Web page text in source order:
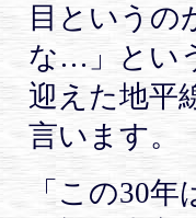
目というの
な…」とい
迎えた地平
言います。
「この30